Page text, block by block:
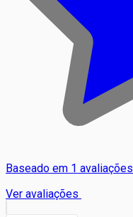
Baseado em 1 avaliações
Ver avaliações